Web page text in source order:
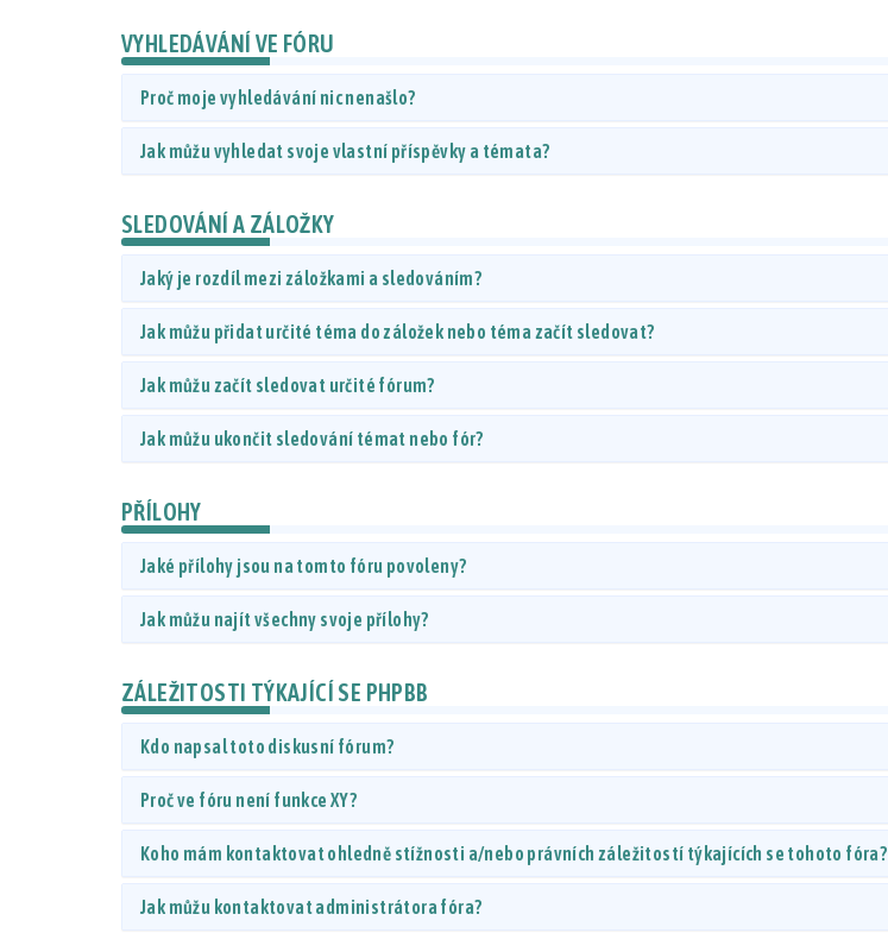
VYHLEDÁVÁNÍ VE FÓRU
Proč moje vyhledávání nic nenašlo?
Jak můžu vyhledat svoje vlastní příspěvky a témata?
SLEDOVÁNÍ A ZÁLOŽKY
Jaký je rozdíl mezi záložkami a sledováním?
Jak můžu přidat určité téma do záložek nebo téma začít sledovat?
Jak můžu začít sledovat určité fórum?
Jak můžu ukončit sledování témat nebo fór?
PŘÍLOHY
Jaké přílohy jsou na tomto fóru povoleny?
Jak můžu najít všechny svoje přílohy?
ZÁLEŽITOSTI TÝKAJÍCÍ SE PHPBB
Kdo napsal toto diskusní fórum?
Proč ve fóru není funkce XY?
Koho mám kontaktovat ohledně stížnosti a/nebo právních záležitostí týkajících se tohoto fóra?
Jak můžu kontaktovat administrátora fóra?